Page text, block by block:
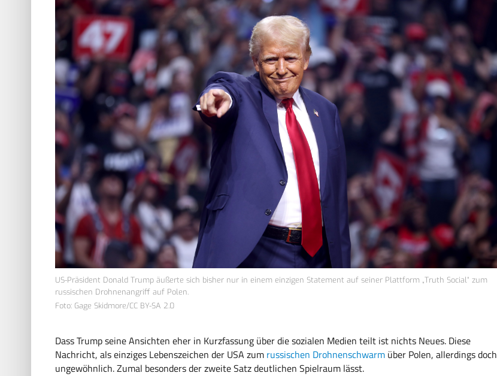
US-Präsident Donald Trump äußerte sich bisher nur in einem einzigen Statement auf seiner Plattform „Truth Social“ zum
russischen Drohnenangriff auf Polen.
Foto: Gage Skidmore/CC BY-SA 2.0
Dass Trump seine Ansichten eher in Kurzfassung über die sozialen Medien teilt ist nichts Neues. Diese
Nachricht, als einziges Lebenszeichen der USA zum russischen Drohnenschwarm über Polen, allerdings doch
ungewöhnlich. Zumal besonders der zweite Satz deutlichen Spielraum lässt.